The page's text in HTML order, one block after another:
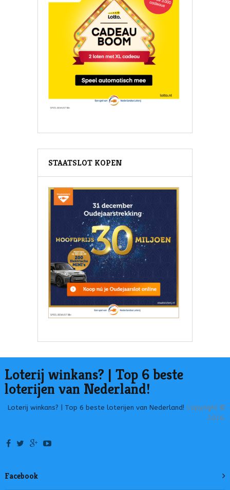
STAATSLOT KOPEN
Loterij winkans? | Top 6 beste
loterijen van Nederland!
Loterij winkans? | Top 6 beste loterijen van Nederland! Copyright ©
2026.
Facebook